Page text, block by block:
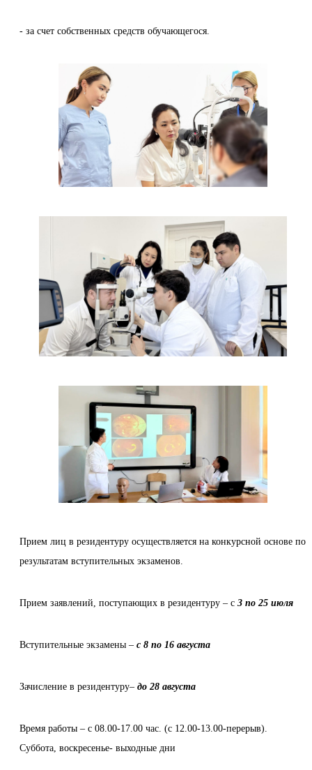
- за счет собственных средств обучающегося.
Прием лиц в резидентуру осуществляется на конкурсной основе по
результатам вступительных экзаменов.
Прием заявлений, поступающих в резидентуру – с 3 по 25 июля
Вступительные экзамены – с 8 по 16 августа
Зачисление в резидентуру– до 28 августа
Время работы – с 08.00-17.00 час. (с 12.00-13.00-перерыв).
Суббота, воскресенье- выходные дни